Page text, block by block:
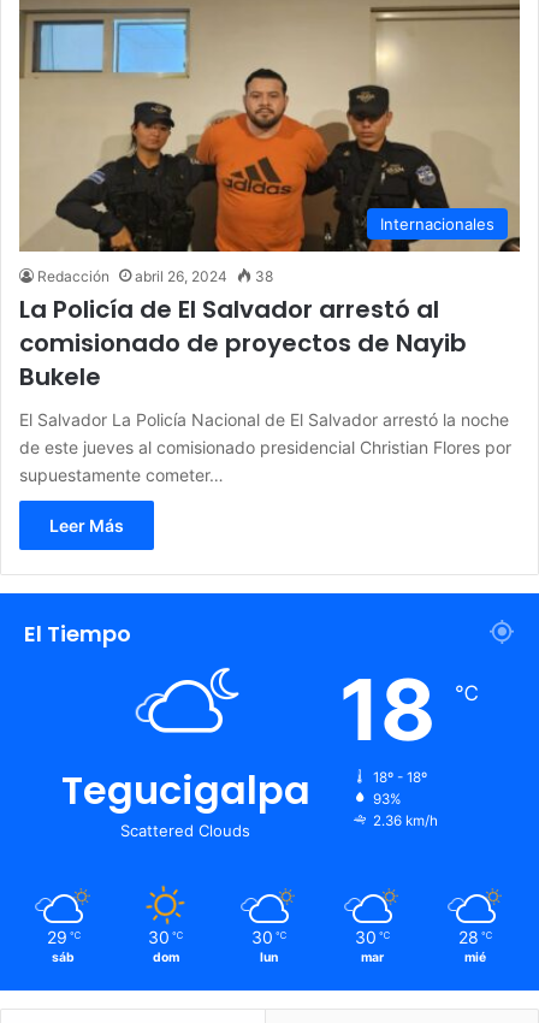
Internacionales
Redacción abril 26, 2024 38
La Policía de El Salvador arrestó al
comisionado de proyectos de Nayib
Bukele
El Salvador La Policía Nacional de El Salvador arrestó la noche
de este jueves al comisionado presidencial Christian Flores por
supuestamente cometer…
Leer Más
El Tiempo
Tegucigalpa
Scattered Clouds
18 ℃
18º - 18º
93%
2.36 km/h
29 ℃
sáb
30 ℃
dom
30 ℃
lun
30 ℃
mar
28 ℃
mié